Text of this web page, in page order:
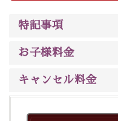
上諏訪温泉“しんゆ”な
で心癒されます。 清ら
事、諏訪湖に包まれる
いただける、美しく癒
特記事項
お子様料金
キャンセル料金